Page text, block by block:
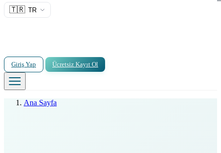
🇹🇷 TR
Giriş Yap Ücretsiz Kayıt Ol
Ana Sayfa